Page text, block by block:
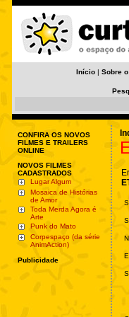
Início | Sobre
CONFIRA OS NOVOS
FILMES E TRAILERS
ONLINE
NOVOS FILMES
CADASTRADOS
Lugar Algum
Mosaica de Histórias
de Amor
Toda Merda Agora é
Arte
Punk do Mato
Corpespaço (da série
AnimAction)
Publicidade